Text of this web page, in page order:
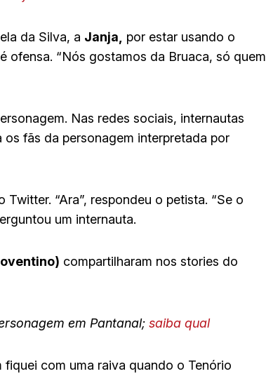
da Silva, a Janja,
por estar usando o
ofensa. “Nós gostamos da Bruaca, só quem
Nas redes sociais, internautas
os fãs da personagem interpretada por
“Ara”, respondeu o petista. “Se o
um internauta.
compartilharam nos stories do
em Pantanal; saiba qual
com uma raiva quando o Tenório